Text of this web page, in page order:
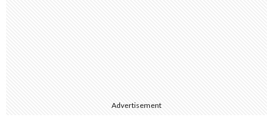
Advertisement